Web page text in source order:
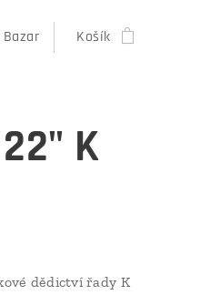
Bazar Košík
K
dědictví řady K